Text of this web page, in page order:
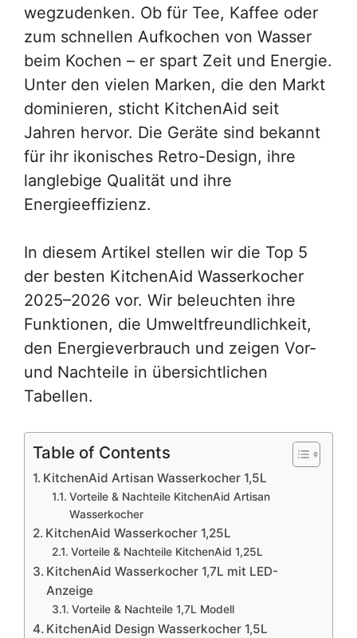
wegzudenken. Ob für Tee, Kaffee oder
zum schnellen Aufkochen von Wasser
beim Kochen – er spart Zeit und Energie.
Unter den vielen Marken, die den Markt
dominieren, sticht KitchenAid seit
Jahren hervor. Die Geräte sind bekannt
für ihr ikonisches Retro-Design, ihre
langlebige Qualität und ihre
Energieeffizienz.
In diesem Artikel stellen wir die Top 5
der besten KitchenAid Wasserkocher
2025–2026 vor. Wir beleuchten ihre
Funktionen, die Umweltfreundlichkeit,
den Energieverbrauch und zeigen Vor-
und Nachteile in übersichtlichen
Tabellen.
Table of Contents
KitchenAid Artisan Wasserkocher 1,5L
Vorteile & Nachteile KitchenAid Artisan
Wasserkocher
KitchenAid Wasserkocher 1,25L
Vorteile & Nachteile KitchenAid 1,25L
KitchenAid Wasserkocher 1,7L mit LED-
Anzeige
Vorteile & Nachteile 1,7L Modell
KitchenAid Design Wasserkocher 1,5L